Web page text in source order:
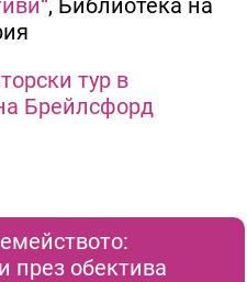
, Библиотека на
тур в
Брейлсфорд
през обектива